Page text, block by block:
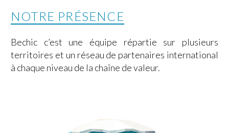
NOTRE PRÉSENCE
Bechic c’est une équipe répartie sur plusieurs
territoires et un réseau de partenaires international
à chaque niveau de la chaîne de valeur.